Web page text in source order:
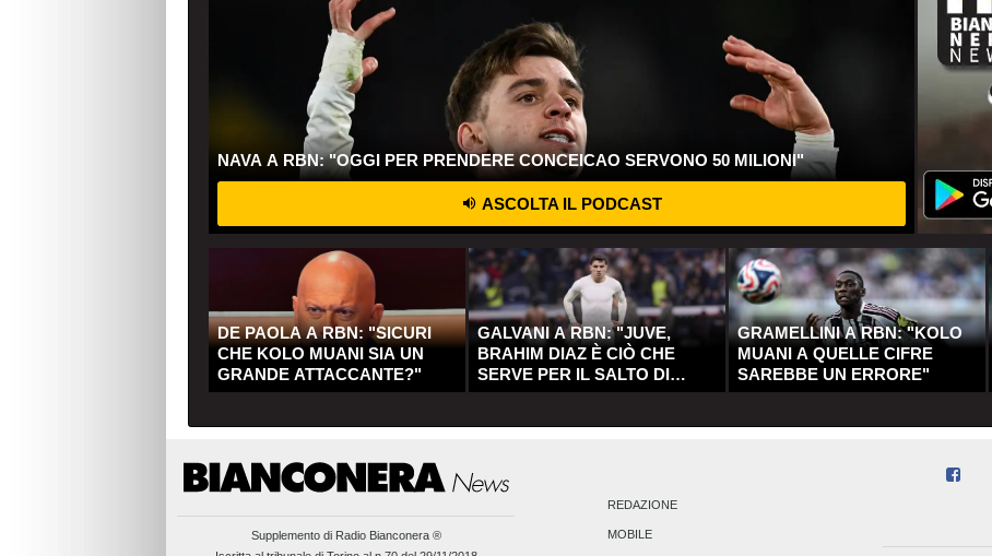
NAVA A RBN: "OGGI PER PRENDERE CONCEICAO SERVONO 50 MILIONI"
ASCOLTA IL PODCAST
DE PAOLA A RBN: "SICURI
CHE KOLO MUANI SIA UN
GRANDE ATTACCANTE?"
GALVANI A RBN: "JUVE,
BRAHIM DIAZ È CIÒ CHE
SERVE PER IL SALTO DI
QUALITÀ"
GRAMELLINI A RBN: "KOLO
MUANI A QUELLE CIFRE
SAREBBE UN ERRORE"
Supplemento di Radio Bianconera ®
REDAZIONE
MOBILE